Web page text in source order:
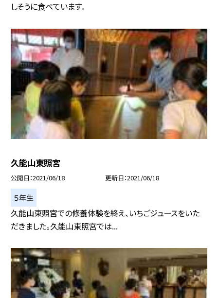
しそうに食べています。
久能山東照宮
公開日 2021/06/18 更新日 2021/06/18
５年生
久能山東照宮での修養体験を終え、いちごジュースをいた
だきました。久能山東照宮では...